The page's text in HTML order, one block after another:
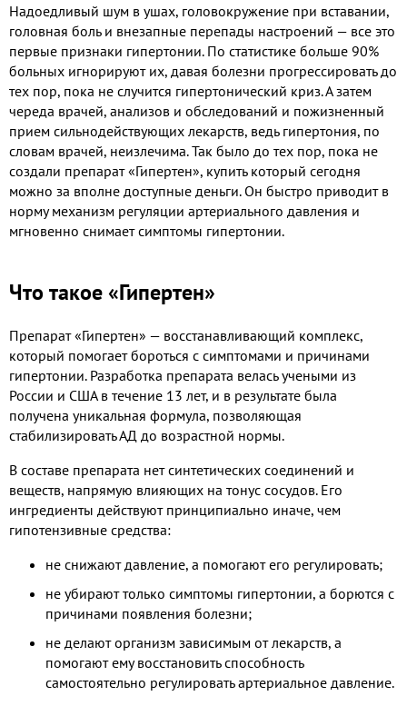
Надоедливый шум в ушах, головокружение при вставании,
головная боль и внезапные перепады настроений — все это
первые признаки гипертонии. По статистике больше 90%
больных игнорируют их, давая болезни прогрессировать до
тех пор, пока не случится гипертонический криз. А затем
череда врачей, анализов и обследований и пожизненный
прием сильнодействующих лекарств, ведь гипертония, по
словам врачей, неизлечима. Так было до тех пор, пока не
создали препарат «Гипертен», купить который сегодня
можно за вполне доступные деньги. Он быстро приводит в
норму механизм регуляции артериального давления и
мгновенно снимает симптомы гипертонии.
Что такое «Гипертен»
Препарат «Гипертен» — восстанавливающий комплекс,
который помогает бороться с симптомами и причинами
гипертонии. Разработка препарата велась учеными из
России и США в течение 13 лет, и в результате была
получена уникальная формула, позволяющая
стабилизировать АД до возрастной нормы.
В составе препарата нет синтетических соединений и
веществ, напрямую влияющих на тонус сосудов. Его
ингредиенты действуют принципиально иначе, чем
гипотензивные средства:
не снижают давление, а помогают его регулировать;
не убирают только симптомы гипертонии, а борются с
причинами появления болезни;
не делают организм зависимым от лекарств, а
помогают ему восстановить способность
самостоятельно регулировать артериальное давление.